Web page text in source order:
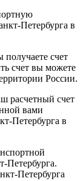
Петербурга в
счет
счет вы можете
России.
расчетный счет
вами
Петербурга в
Петербурга.
Петербурга